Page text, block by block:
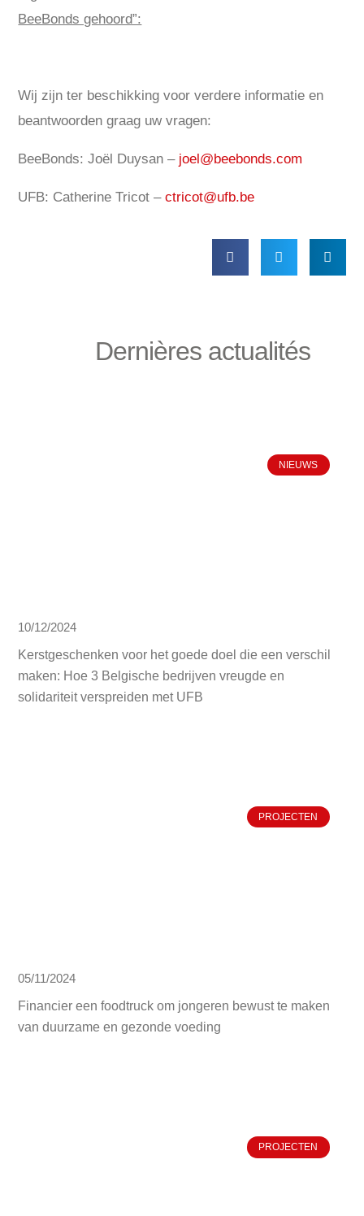
BeeBonds gehoord”:
Wij zijn ter beschikking voor verdere informatie en
beantwoorden graag uw vragen:
BeeBonds: Joël Duysan – joel@beebonds.com
UFB: Catherine Tricot –ctricot@ufb.be
Dernières actualités
NIEUWS
Kerstgeschenken voor het goede doel die een verschil
maken: Hoe 3 Belgische bedrijven vreugde en
solidariteit verspreiden met UFB
10/12/2024
PROJECTEN
Financier een foodtruck om jongeren bewust te maken
van duurzame en gezonde voeding
05/11/2024
PROJECTEN